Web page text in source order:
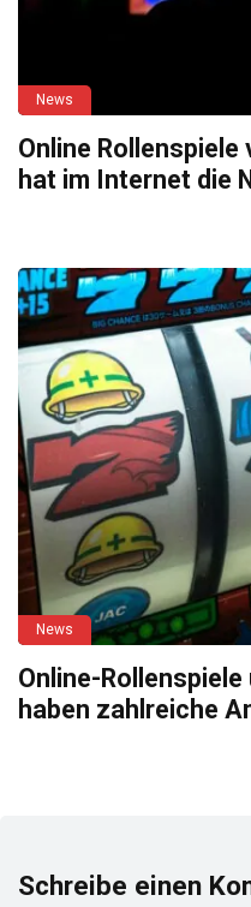
News
Online Rollenspiele
hat im Internet die
News
Online-
haben zahlreiche
Schreibe einen